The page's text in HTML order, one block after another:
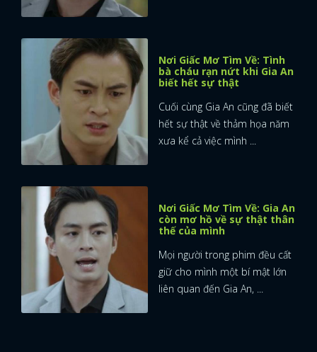
Nơi Giấc Mơ Tìm Về: Tình
bà cháu rạn nứt khi Gia An
biết hết sự thật
Cuối cùng Gia An cũng đã biết
hết sự thật về thảm họa năm
xưa kể cả việc mình ...
Nơi Giấc Mơ Tìm Về: Gia An
còn mơ hồ về sự thật thân
thế của mình
Mọi người trong phim đều cất
giữ cho mình một bí mật lớn
liên quan đến Gia An, ...